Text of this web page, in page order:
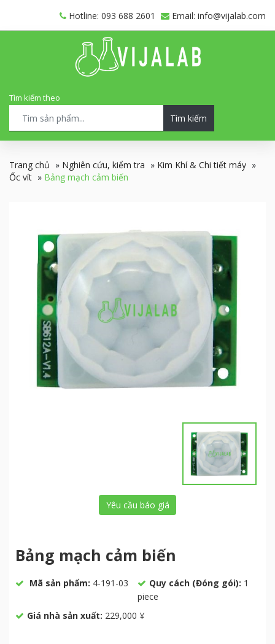
Hotline: 093 688 2601 Email: info@vijalab.com
Tìm kiếm theo
Tìm kiếm
Trang chủ » Nghiên cứu, kiểm tra » Kim Khí & Chi tiết máy »
Ốc vít » Bảng mạch cảm biến
Yêu cầu báo giá
Bảng mạch cảm biến
Mã sản phẩm: 4-191-03 Quy cách (Đóng gói): 1
piece
Giá nhà sản xuất: 229,000 ¥